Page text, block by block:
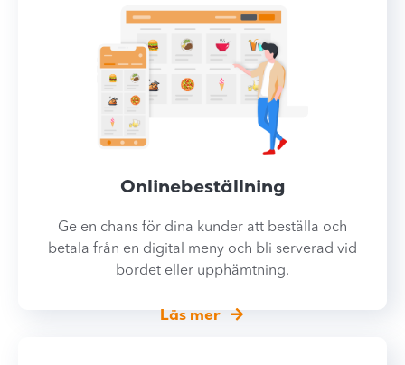
Onlinebeställning
Ge en chans för dina kunder att beställa och
betala från en digital meny och bli serverad vid
bordet eller upphämtning.
Läs mer